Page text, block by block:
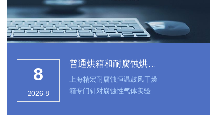
8
2026-8
普通烘箱和耐腐蚀烘箱
上海精宏耐腐蚀恒温鼓风干燥
箱专门针对腐蚀性气体实验环